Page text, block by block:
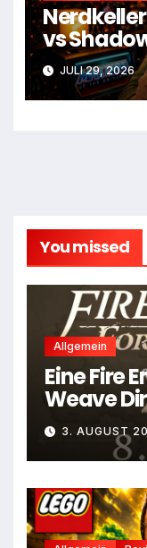
vs
JULI 29, 2026
You missed
Allgemein
Eine Fire
Weave
August
3. AUGUST